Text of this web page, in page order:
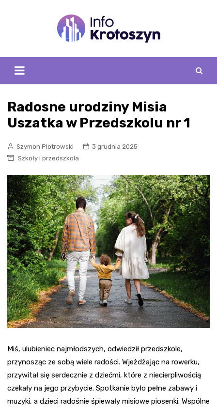
Radosne urodziny Misia
Uszatka w Przedszkolu nr 1
Szymon Piotrowski
3 grudnia 2025
Szkoły i przedszkola
Miś, ulubieniec najmłodszych, odwiedził przedszkole,
przynosząc ze sobą wiele radości. Wjeżdżając na rowerku,
przywitał się serdecznie z dziećmi, które z niecierpliwością
czekały na jego przybycie. Spotkanie było pełne zabawy i
muzyki, a dzieci radośnie śpiewały misiowe piosenki. Wspólne